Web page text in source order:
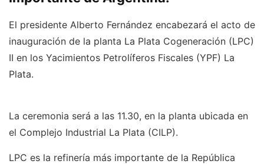
El presidente Alberto Fernández encabezará el acto de
inauguración de la planta La Plata Cogeneración (LPC)
II en los Yacimientos Petrolíferos Fiscales (YPF) La
Plata.
La ceremonia será a las 11.30, en la planta ubicada en
el Complejo Industrial La Plata (CILP).
LPC es la refinería más importante de la República